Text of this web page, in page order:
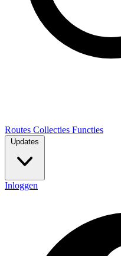
Routes Collecties Functies
Updates
Inloggen